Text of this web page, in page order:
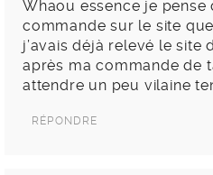
Whaou essence je pense
commande sur le site
j’avais déjà relevé le site
après ma commande de
attendre un peu vilaine
RÉPONDRE